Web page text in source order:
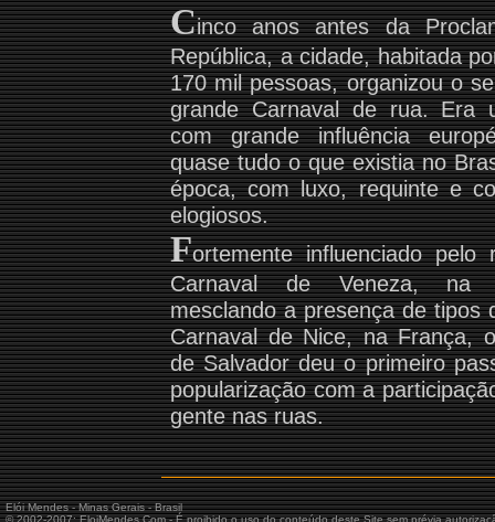
Cinco anos antes da
República, a cidade, habitada
170 mil pessoas, organizou o
grande Carnaval de rua. Era
com grande influência
quase tudo o que existia no
época, com luxo, requinte e
elogiosos.
Fortemente influenciado pelo
Carnaval de Veneza,
mesclando a presença de tipos
Carnaval de Nice, na França,
de Salvador deu o primeiro
popularização com a
gente nas ruas.
Elói Mendes - Minas Gerais - Brasil
© 2002-2007: EloiMendes.Com - É proibido o uso do conteúdo deste Site sem prévia